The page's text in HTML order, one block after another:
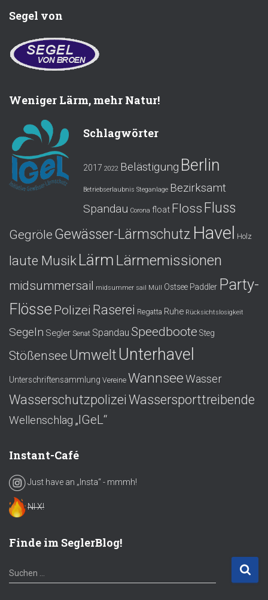
Segel von
Weniger Lärm, mehr Natur!
Schlagwörter
2017 2022 Belästigung Berlin
Betriebserlaubnis Steganlage Bezirksamt
Spandau Corona float Floss Fluss
Gegröle Gewässer-Lärmschutz Havel Holz
laute Musik Lärm Lärmemissionen
midsummersail midsummer sail Müll Ostsee Paddler Party-
FlössePolizei Raserei Regatta Ruhe Rücksichtslosigkeit
Segeln Segler Senat Spandau Speedboote Steg
Stößensee Umwelt Unterhavel
Unterschriftensammlung Vereine WannseeWasser
Wasserschutzpolizei Wassersporttreibende
Wellenschlag „IGeL“
Instant-Café
Just have an „Insta“ - mmmh!
NI X!
Finde im SeglerBlog!
S
u
Suchen …